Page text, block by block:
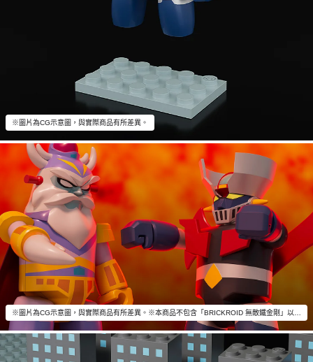
※圖片為CG示意圖，與實際商品有所差異。